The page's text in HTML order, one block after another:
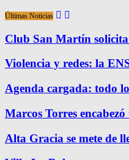
Últimas Noticias
Club San Martín
Violencia y redes: la
Agenda cargada: todo
Marcos Torres
Alta Gracia se mete de